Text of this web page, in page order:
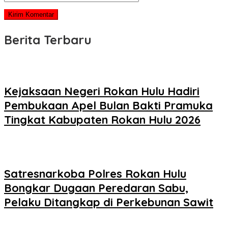
Berita Terbaru
Kejaksaan Negeri Rokan Hulu Hadiri
Pembukaan Apel Bulan Bakti Pramuka
Tingkat Kabupaten Rokan Hulu 2026
Satresnarkoba Polres Rokan Hulu
Bongkar Dugaan Peredaran Sabu,
Pelaku Ditangkap di Perkebunan Sawit